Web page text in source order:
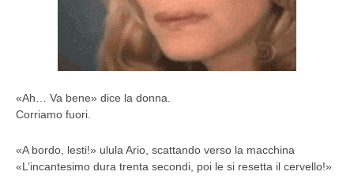
«Ah… Va bene» dice la donna.
Corriamo fuori.
«A bordo, lesti!» ulula Ario, scattando verso la macchina
«L’incantesimo dura trenta secondi, poi le si resetta il cervello!»